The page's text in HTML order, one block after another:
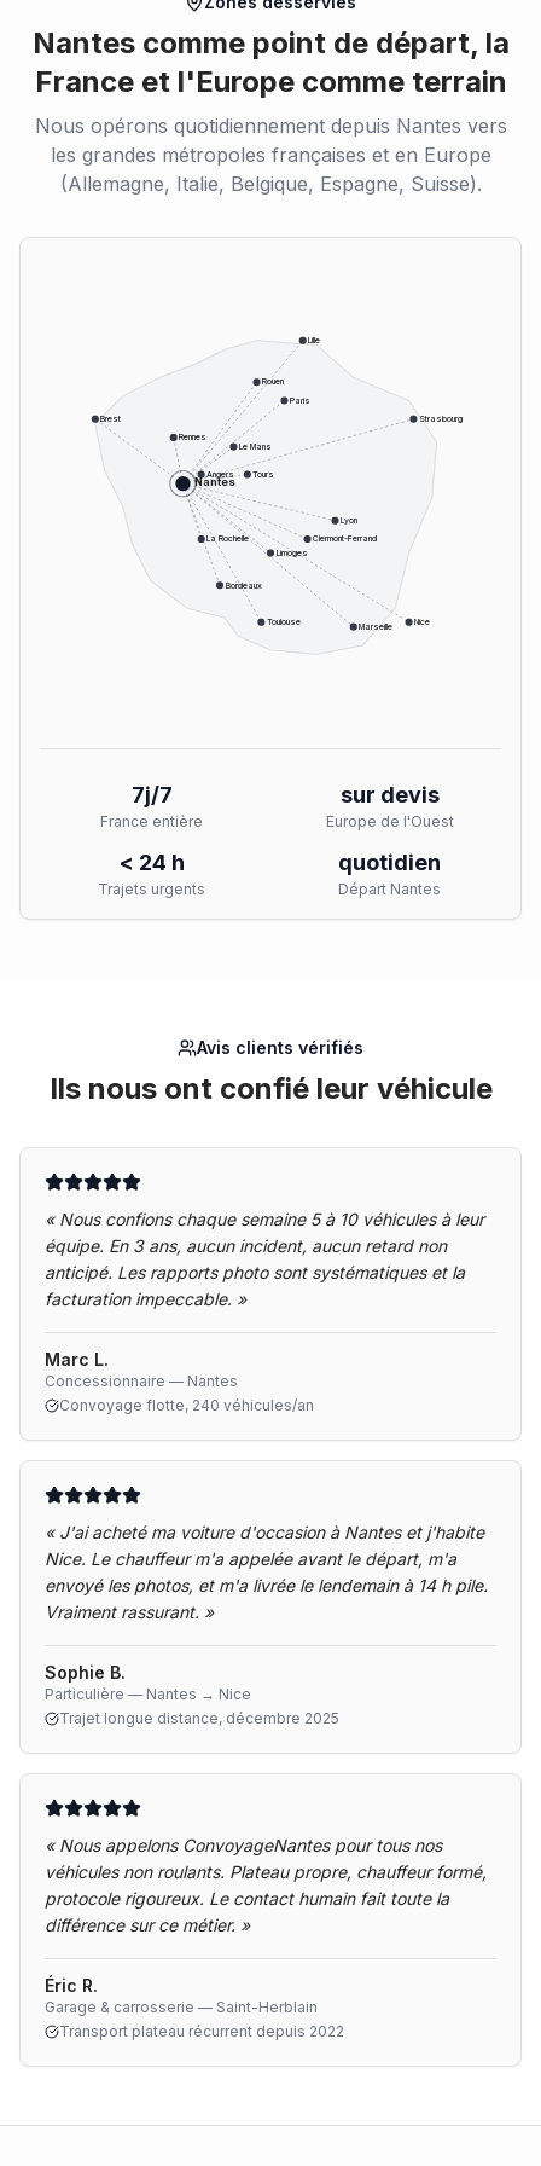
Nantes comme point de départ, la
France et l'Europe comme terrain
Nous opérons quotidiennement depuis Nantes vers
les grandes métropoles françaises et en Europe
(Allemagne, Italie, Belgique, Espagne, Suisse).
Nantes
Paris
Lyon
Marseille
Toulouse
Bordeaux
Nice
Strasbourg
Lille
Rennes
Angers
Le Mans
Tours
Limoges
Clermont-Ferrand
Rouen
Brest
La Rochelle
7j/7
France entière
sur devis
Europe de l'Ouest
< 24 h
Trajets urgents
quotidien
Départ Nantes
Avis clients vérifiés
Ils nous ont confié leur véhicule
« Nous confions chaque semaine 5 à 10 véhicules à leur
équipe. En 3 ans, aucun incident, aucun retard non
anticipé. Les rapports photo sont systématiques et la
facturation impeccable. »
Marc L.
Concessionnaire — Nantes
Convoyage flotte, 240 véhicules/an
« J'ai acheté ma voiture d'occasion à Nantes et j'habite
Nice. Le chauffeur m'a appelée avant le départ, m'a
envoyé les photos, et m'a livrée le lendemain à 14 h pile.
Vraiment rassurant. »
Sophie B.
Particulière — Nantes → Nice
Trajet longue distance, décembre 2025
« Nous appelons ConvoyageNantes pour tous nos
véhicules non roulants. Plateau propre, chauffeur formé,
protocole rigoureux. Le contact humain fait toute la
différence sur ce métier. »
Éric R.
Garage & carrosserie — Saint-Herblain
Transport plateau récurrent depuis 2022